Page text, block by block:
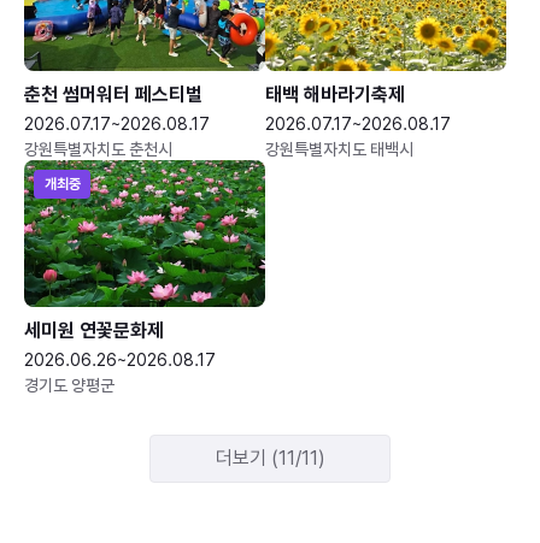
춘천 썸머워터 페스티벌
2026.07.17~2026.08.17
강원특별자치도 춘천시
태백 해바라기축제
2026.07.17~2026.08.17
강원특별자치도 태백시
개최중
세미원 연꽃문화제
2026.06.26~2026.08.17
경기도 양평군
더보기 (11/11)